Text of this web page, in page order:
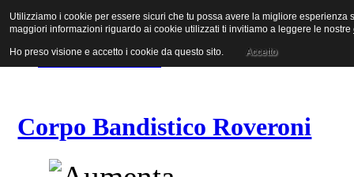
Vai al contenuto
Vai alla navigazione principale
Vai alla prima colonna
Corpo Bandistico Roveroni
Utilizziamo i cookie per essere sicuri che tu possa avere la migliore
maggiori informazioni riguardo ai cookie utilizzati ti invitiamo a leggere le nostre
Ho preso visione e accetto i cookie da questo sito. Accetto